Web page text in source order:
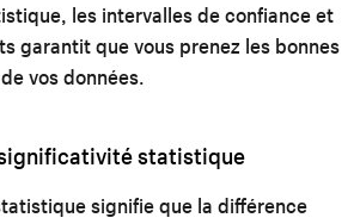
les intervalles de confiance et
garantit que vous prenez les bonnes
vos données.
statistique
signifie que la différence